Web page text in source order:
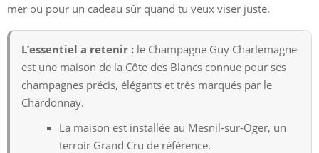
mer ou pour un cadeau sûr quand tu veux viser juste.
L’essentiel a retenir : le Champagne Guy Charlemagne
est une maison de la Côte des Blancs connue pour ses
champagnes précis, élégants et très marqués par le
Chardonnay.
La maison est installée au Mesnil-sur-Oger, un
terroir Grand Cru de référence.